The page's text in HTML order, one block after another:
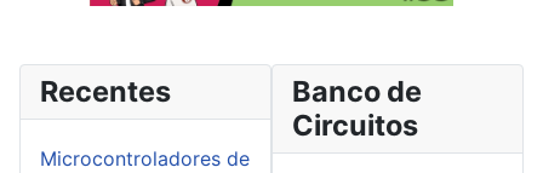
Recentes
Microcontroladores de
Banco de
Circuitos